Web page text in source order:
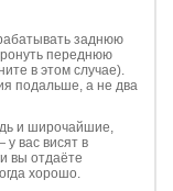
заднюю
переднюю
в этом случае).
подальше, а не два
и широчайшие,
вас висят в
вы отдаёте
хорошо.